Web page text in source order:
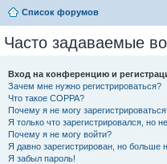
Список форумов
Часто задаваемые
Вход на конференцию и
Зачем мне нужно регистрироваться?
Что такое COPPA?
Почему я не могу
Я только что зарегистрировался, но
Почему я не могу войти?
Я давно зарегистрирован, но больше
Я забыл пароль!